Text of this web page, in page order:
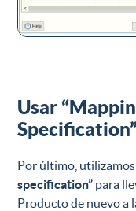
Usar
Por último,
specification” para
Producto de nuevo a